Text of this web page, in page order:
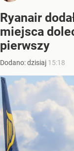
Ryanair
miejsca
pierwszy
Dodano:dzisiaj 15:18